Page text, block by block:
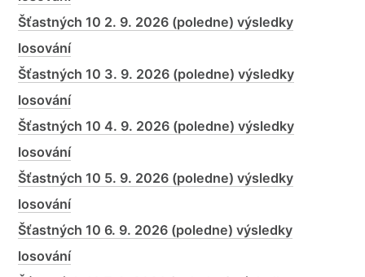
Šťastných 10 2. 9. 2026 (poledne) výsledky
losování
Šťastných 10 3. 9. 2026 (poledne) výsledky
losování
Šťastných 10 4. 9. 2026 (poledne) výsledky
losování
Šťastných 10 5. 9. 2026 (poledne) výsledky
losování
Šťastných 10 6. 9. 2026 (poledne) výsledky
losování